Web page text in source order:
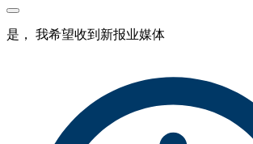
是， 我希望收到新报业媒体